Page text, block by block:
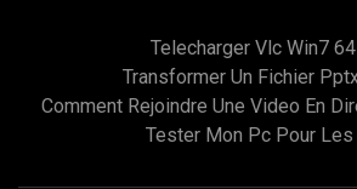
Telecharger Vlc Win7
Transformer Un Fichier
Comment Rejoindre Une Video En
Tester Mon Pc Pour